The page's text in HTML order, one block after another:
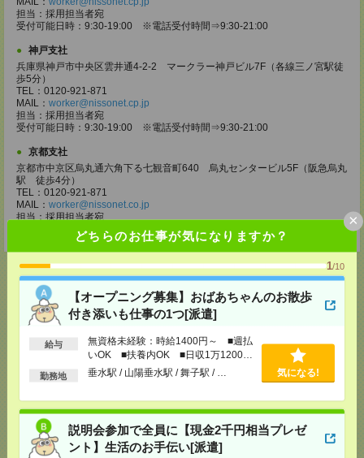
どちらのお仕事が気になりますか？
1/10
【オープニング募集】おばあちゃんのお散歩
付き添いも仕事の1つ[派遣]
給与
無資格未経験：時給1400円～ ■週払
いOK ■扶養内OK ■日収1万1200円
以上
勤務地 垂水駅 / 山陽垂水駅 / 舞子駅 / … 気になる!
説明会参加で全員に【現金2千円相当プレゼ
ント】生活のお手伝い[派遣]
×
担当：採用担当者宛
受付可能日時：9:30-19:00 ※電話受付時間⇒9:30-21:00
神戸支社
兵庫県神戸市中央区雲井通4-2-2 マークラー神戸ビル7F（各線三ノ宮駅徒
歩5分）
TEL：0120-921-871
MAIL： worker@nissonet.cp.jp
担当：採用担当者宛
受付可能日時：9:30-19:00 ※電話受付時間⇒9:30-21:00
京都支社
京都市中京区烏丸通六角下る七観音町640 烏丸センタービル5F（阪急烏丸
駅 徒歩4分）
TEL：0120-921-871
MAIL： worker@nissonet.co.jp
担当：採用担当者宛
受付可能日時：9:30-19:00 ※電話受付時間⇒9:30-21:00
応募ページへ
気になる！
メールで送る LINEで送る